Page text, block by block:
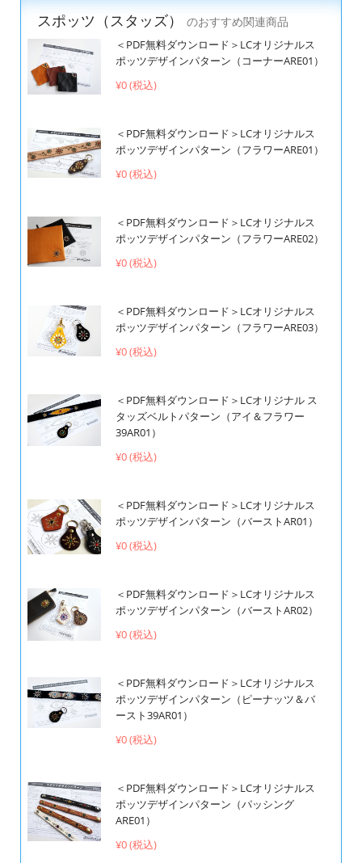
スポッツ（スタッズ）
のおすすめ関連商品
＜PDF無料ダウンロード＞LCオリジナルス
ポッツデザインパターン（コーナーARE01）
¥0 (税込)
＜PDF無料ダウンロード＞LCオリジナルス
ポッツデザインパターン（フラワーARE01）
¥0 (税込)
＜PDF無料ダウンロード＞LCオリジナルス
ポッツデザインパターン（フラワーARE02）
¥0 (税込)
＜PDF無料ダウンロード＞LCオリジナルス
ポッツデザインパターン（フラワーARE03）
¥0 (税込)
＜PDF無料ダウンロード＞LCオリジナル ス
タッズベルトパターン（アイ＆フラワー
39AR01）
¥0 (税込)
＜PDF無料ダウンロード＞LCオリジナルス
ポッツデザインパターン（バーストAR01）
¥0 (税込)
＜PDF無料ダウンロード＞LCオリジナルス
ポッツデザインパターン（バーストAR02）
¥0 (税込)
＜PDF無料ダウンロード＞LCオリジナルス
ポッツデザインパターン（ピーナッツ＆バ
ースト39AR01）
¥0 (税込)
＜PDF無料ダウンロード＞LCオリジナルス
ポッツデザインパターン（パッシング
ARE01）
¥0 (税込)